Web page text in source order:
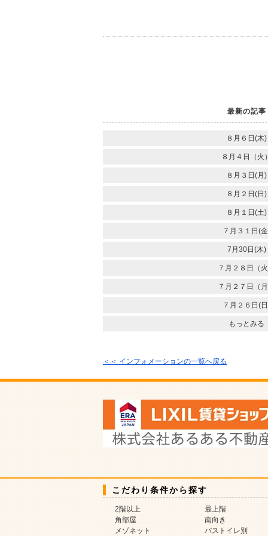
最新の記事
８月６日(木)
８月４日（火
８月３日(月)
８月２日(日)
８月１日(土)
７月３１日(
7月30日(木)
７月２８日（
７月２７日（
７月２６日(
もっとみる
＜＜ インフォメーションの一覧へ戻る
こだわり条件から探す
2階以上
最上階
角部屋
南向き
メゾネット
バストイレ別